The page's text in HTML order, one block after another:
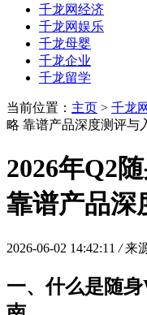
千龙网经济
千龙网娱乐
千龙母婴
千龙企业
千龙留学
当前位置： 主页 > 千龙
略 靠谱产品深度测评与
2026年Q2
靠谱产品深
2026-06-02 14:42:11 / 来
一、什么是随